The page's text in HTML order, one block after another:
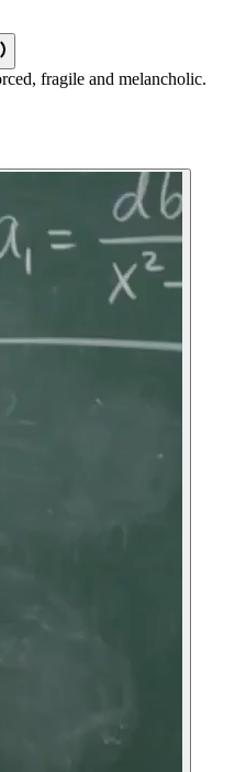
fragile and melancholic.